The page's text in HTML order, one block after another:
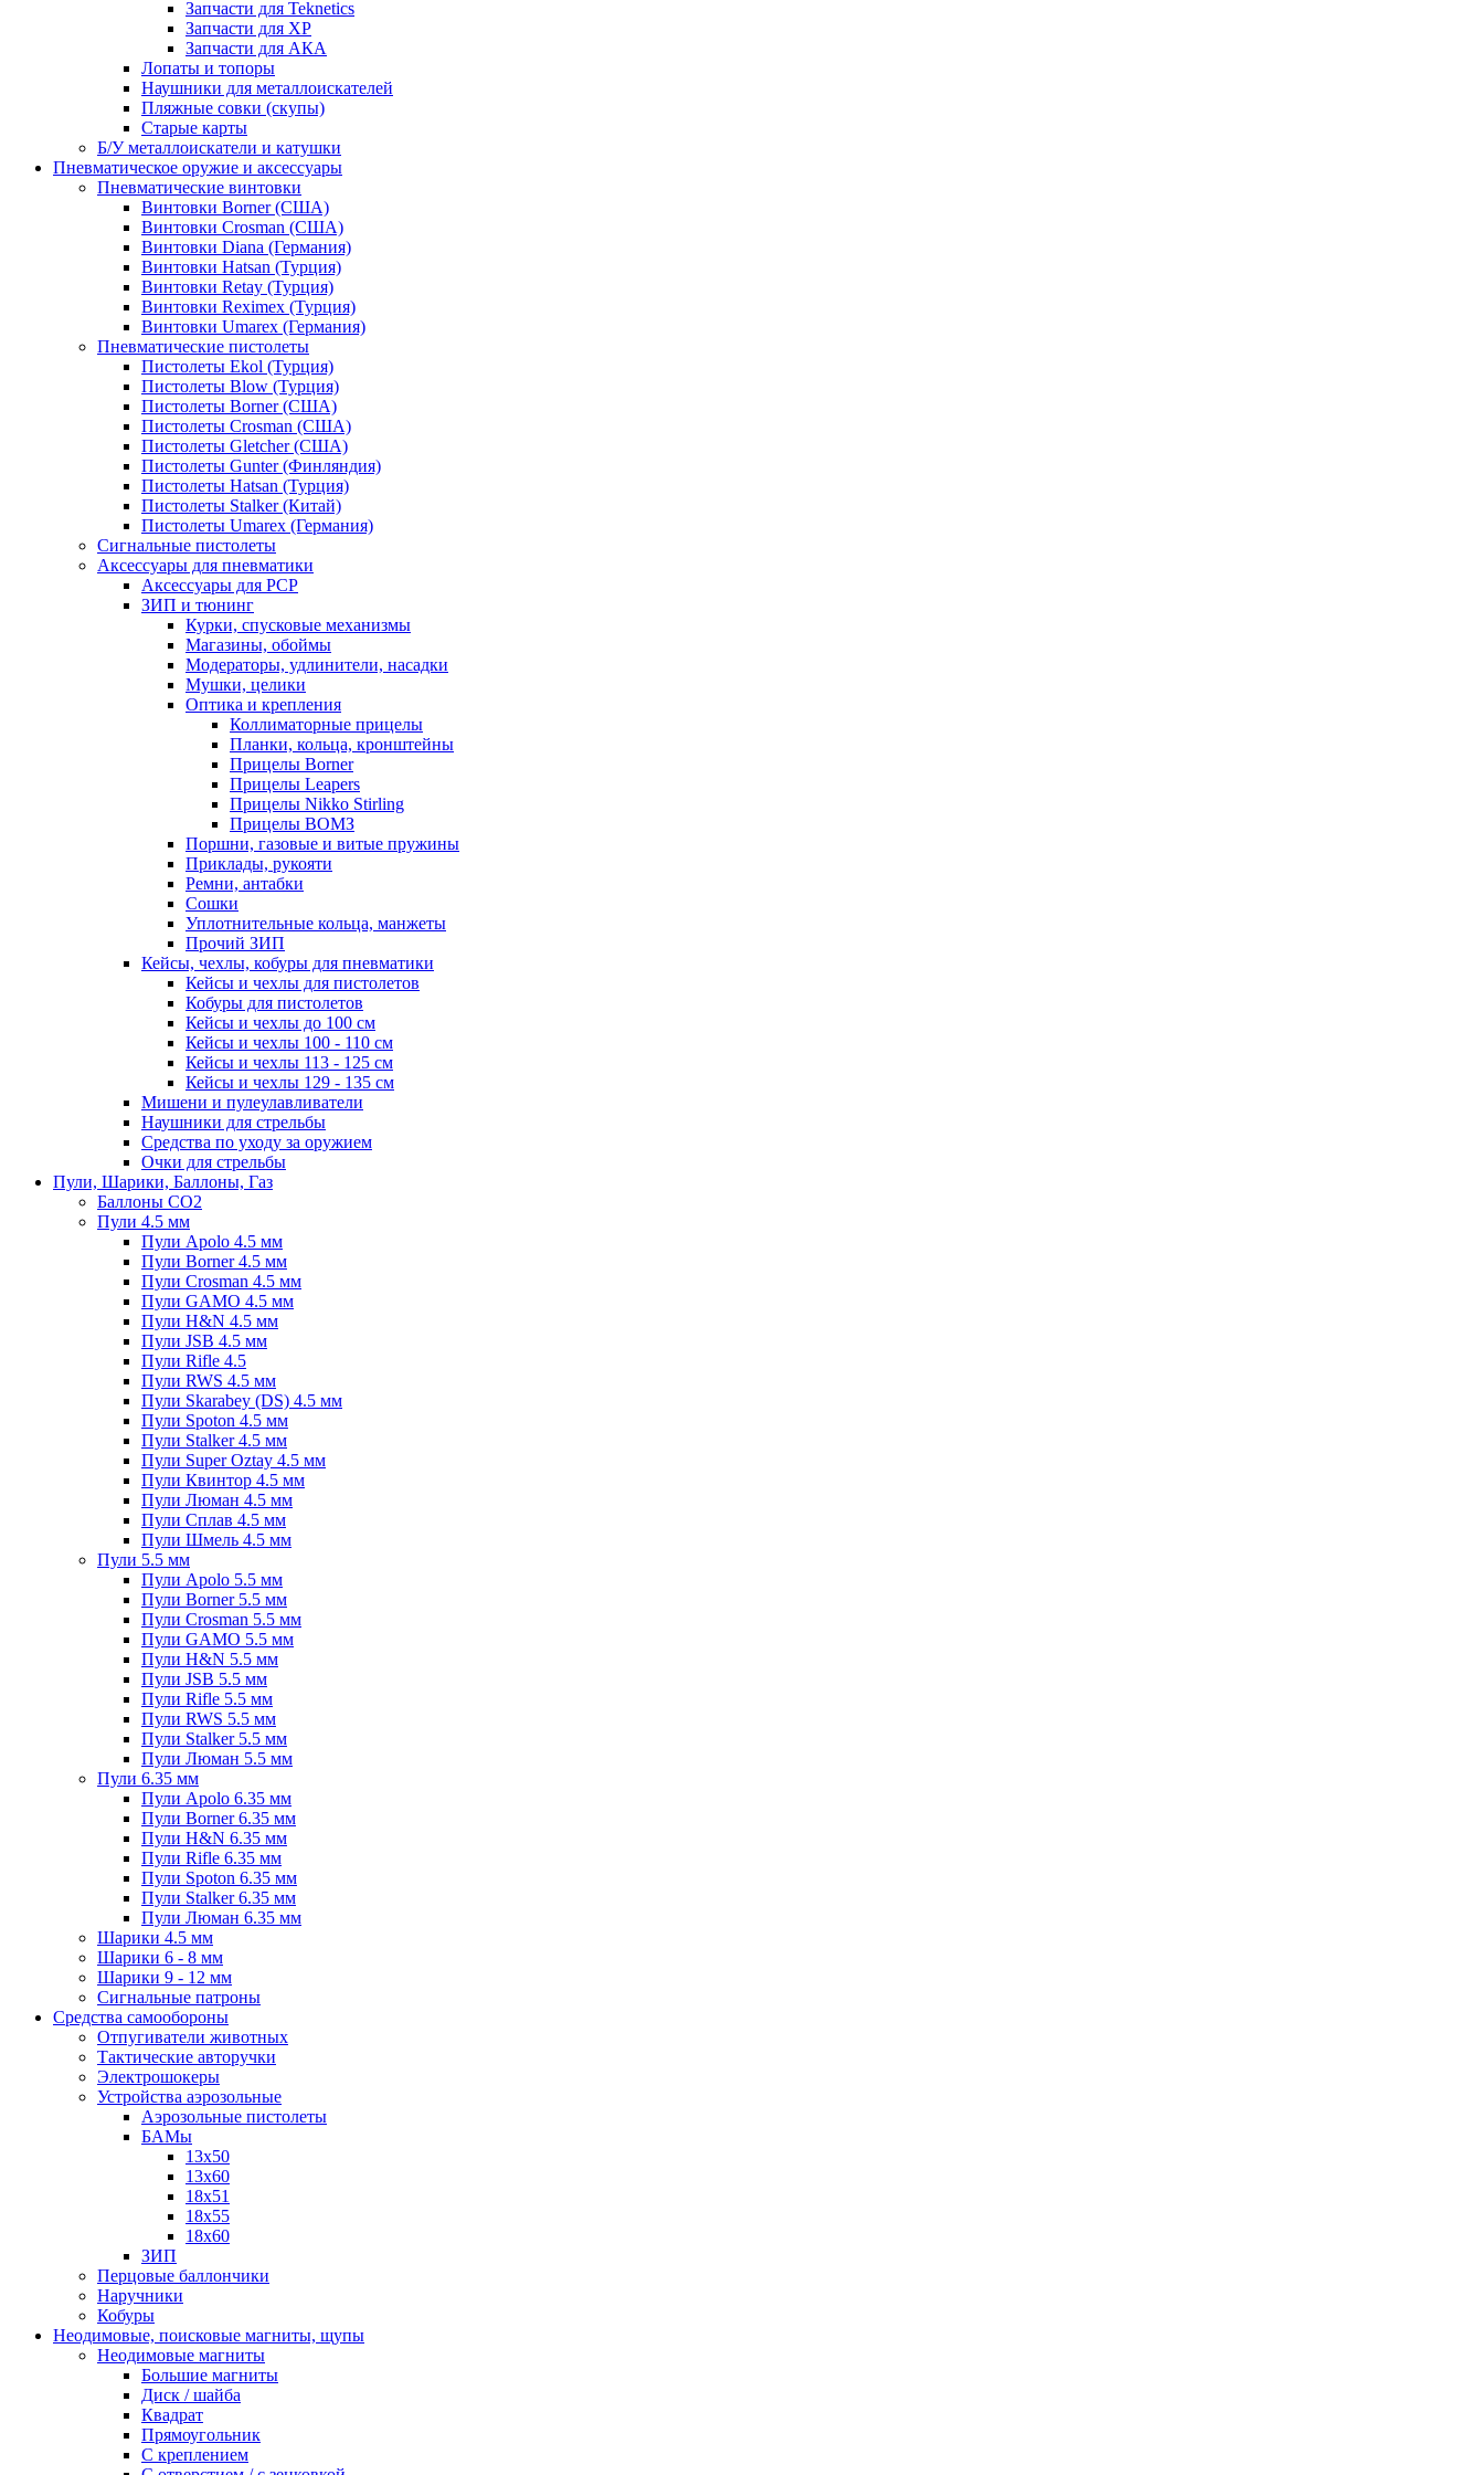
Запчасти для Teknetics
Запчасти для XP
Запчасти для АКА
Лопаты и топоры
Наушники для металлоискателей
Пляжные совки (скупы)
Старые карты
Б/У металлоискатели и катушки
Пневматическое оружие и аксессуары
Пневматические винтовки
Винтовки Borner (США)
Винтовки Crosman (США)
Винтовки Diana (Германия)
Винтовки Hatsan (Турция)
Винтовки Retay (Турция)
Винтовки Reximex (Турция)
Винтовки Umarex (Германия)
Пневматические пистолеты
Пистолеты Ekol (Турция)
Пистолеты Blow (Турция)
Пистолеты Borner (США)
Пистолеты Crosman (США)
Пистолеты Gletcher (США)
Пистолеты Gunter (Финляндия)
Пистолеты Hatsan (Турция)
Пистолеты Stalker (Китай)
Пистолеты Umarex (Германия)
Сигнальные пистолеты
Аксессуары для пневматики
Аксессуары для PCP
ЗИП и тюнинг
Курки, спусковые механизмы
Магазины, обоймы
Модераторы, удлинители, насадки
Мушки, целики
Оптика и крепления
Коллиматорные прицелы
Планки, кольца, кронштейны
Прицелы Borner
Прицелы Leapers
Прицелы Nikko Stirling
Прицелы ВОМЗ
Поршни, газовые и витые пружины
Приклады, рукояти
Ремни, антабки
Сошки
Уплотнительные кольца, манжеты
Прочий ЗИП
Кейсы, чехлы, кобуры для пневматики
Кейсы и чехлы для пистолетов
Кобуры для пистолетов
Кейсы и чехлы до 100 см
Кейсы и чехлы 100 - 110 см
Кейсы и чехлы 113 - 125 см
Кейсы и чехлы 129 - 135 см
Мишени и пулеулавливатели
Наушники для стрельбы
Средства по уходу за оружием
Очки для стрельбы
Пули, Шарики, Баллоны, Газ
Баллоны CO2
Пули 4.5 мм
Пули Apolo 4.5 мм
Пули Borner 4.5 мм
Пули Crosman 4.5 мм
Пули GAMO 4.5 мм
Пули H&N 4.5 мм
Пули JSB 4.5 мм
Пули Rifle 4.5
Пули RWS 4.5 мм
Пули Skarabey (DS) 4.5 мм
Пули Spoton 4.5 мм
Пули Stalker 4.5 мм
Пули Super Oztay 4.5 мм
Пули Квинтор 4.5 мм
Пули Люман 4.5 мм
Пули Сплав 4.5 мм
Пули Шмель 4.5 мм
Пули 5.5 мм
Пули Apolo 5.5 мм
Пули Borner 5.5 мм
Пули Crosman 5.5 мм
Пули GAMO 5.5 мм
Пули H&N 5.5 мм
Пули JSB 5.5 мм
Пули Rifle 5.5 мм
Пули RWS 5.5 мм
Пули Stalker 5.5 мм
Пули Люман 5.5 мм
Пули 6.35 мм
Пули Apolo 6.35 мм
Пули Borner 6.35 мм
Пули H&N 6.35 мм
Пули Rifle 6.35 мм
Пули Spoton 6.35 мм
Пули Stalker 6.35 мм
Пули Люман 6.35 мм
Шарики 4.5 мм
Шарики 6 - 8 мм
Шарики 9 - 12 мм
Сигнальные патроны
Средства самообороны
Отпугиватели животных
Тактические авторучки
Электрошокеры
Устройства аэрозольные
Аэрозольные пистолеты
БАМы
13х50
13х60
18х51
18х55
18х60
ЗИП
Перцовые баллончики
Наручники
Кобуры
Неодимовые, поисковые магниты, щупы
Неодимовые магниты
Большие магниты
Диск / шайба
Квадрат
Прямоугольник
С креплением